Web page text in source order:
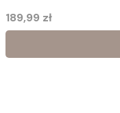
Cena
189,99 zł